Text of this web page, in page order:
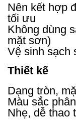
Nên kết hợp
tối ưu
Không dùng
mặt sơn)
Vệ sinh sạch
Thiết kế
Dạng tròn,
Màu sắc
Nhẹ, dễ thao